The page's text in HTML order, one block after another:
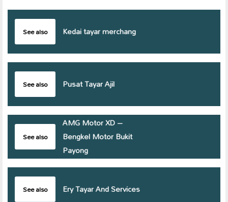
See also Kedai tayar merchang
See also Pusat Tayar Ajil
See also
AMG Motor XD –
Bengkel Motor Bukit
Payong
See also Ery Tayar And Services